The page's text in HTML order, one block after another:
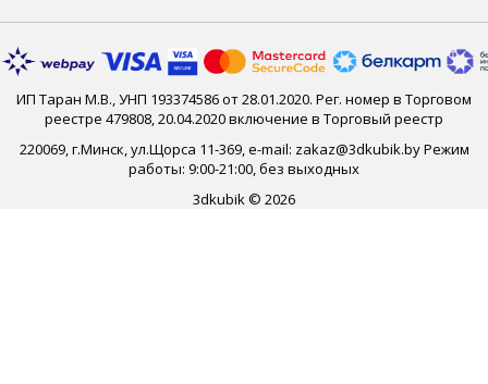
ИП Таран М.В., УНП 193374586 от 28.01.2020. Рег. номер в Торговом
реестре 479808, 20.04.2020 включение в Торговый реестр
220069, г.Минск, ул.Щорса 11-369, e-mail: zakaz@3dkubik.by Режим
работы: 9:00-21:00, без выходных
3dkubik © 2026